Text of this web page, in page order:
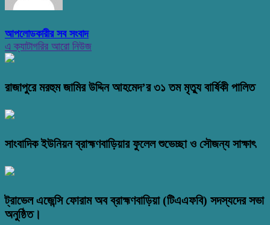
আপলোডকারীর সব সংবাদ
এ ক্যাটাগরির আরো নিউজ
রাজাপুরে মরহুম জামির উদ্দিন আহমেদ’র ৩১ তম মৃত্যু বার্ষিকী পালিত
সাংবাদিক ইউনিয়ন ব্রাহ্মণবাড়িয়ার ফুলেল শুভেচ্ছা ও সৌজন্য সাক্ষাৎ
ট্রাভেল এজেন্সি ফোরাম অব ব্রাহ্মণবাড়িয়া (টিএএফবি) সদস্যদের সভা
অনুষ্ঠিত।